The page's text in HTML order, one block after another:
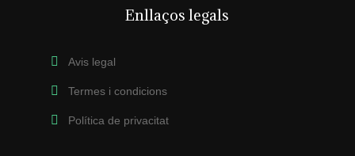
Enllaços legals
Avis legal
Termes i condicions
Política de privacitat